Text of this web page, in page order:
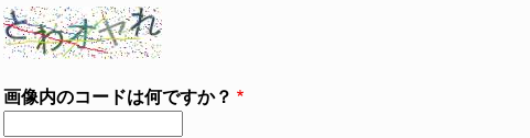
画像内のコードは何ですか？